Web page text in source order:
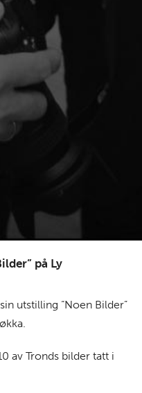
på Ly
utstilling “Noen Bilder”
av Tronds bilder tatt i